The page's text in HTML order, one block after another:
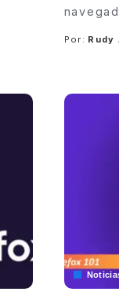
Posted
Por: Rudy